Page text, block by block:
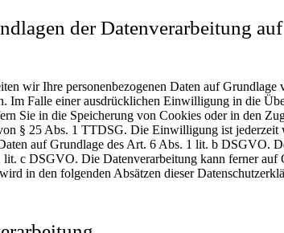
der Datenverarbeitung
wir Ihre personenbezogenen Daten auf
Falle einer ausdrücklichen Einwilligung in die
Sie in die Speicherung von Cookies oder in den
§ 25 Abs. 1 TTDSG. Die Einwilligung ist
auf Grundlage des Art. 6 Abs. 1 lit. b DSGVO.
c DSGVO. Die Datenverarbeitung kann ferner
in den folgenden Absätzen dieser